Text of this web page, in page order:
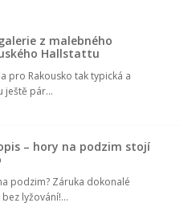
z malebného
Hallstattu
pro Rakousko tak typická a
ještě pár...
– hory na podzim stojí
podzim? Záruka dokonalé
bez lyžování!...